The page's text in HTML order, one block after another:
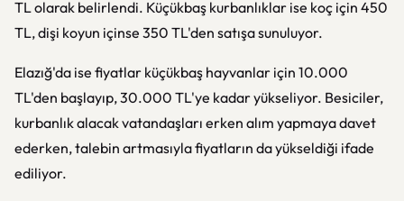
TL olarak belirlendi. Küçükbaş kurbanlıklar ise koç için 450
TL, dişi koyun içinse 350 TL'den satışa sunuluyor.
Elazığ'da ise fiyatlar küçükbaş hayvanlar için 10.000
TL'den başlayıp, 30.000 TL'ye kadar yükseliyor. Besiciler,
kurbanlık alacak vatandaşları erken alım yapmaya davet
ederken, talebin artmasıyla fiyatların da yükseldiği ifade
ediliyor.